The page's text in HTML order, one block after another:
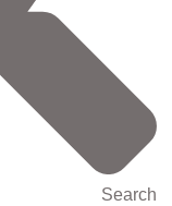
Search